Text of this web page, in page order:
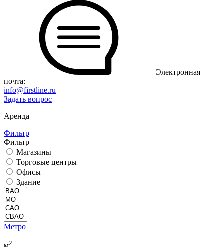
Электронная
почта:
info@firstline.ru
Задать вопрос
Аренда
Фильтр
Фильтр
Магазины
Торговые центры
Офисы
Здание
Метро
2